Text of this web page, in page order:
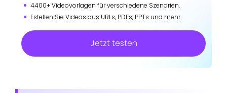
4400+ Videovorlagen für verschiedene Szenarien.
Estellen Sie Videos aus URLs, PDFs, PPTs und mehr.
Jetzt testen